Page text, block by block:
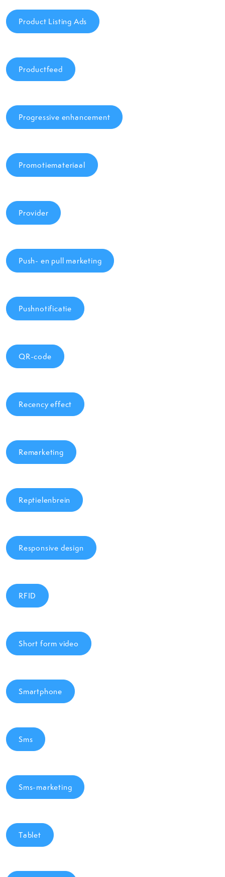
Product Listing Ads
Productfeed
Progressive enhancement
Promotiemateriaal
Provider
Push- en pull marketing
Pushnotificatie
QR-code
Recency effect
Remarketing
Reptielenbrein
Responsive design
RFID
Short form video
Smartphone
Sms
Sms-marketing
Tablet